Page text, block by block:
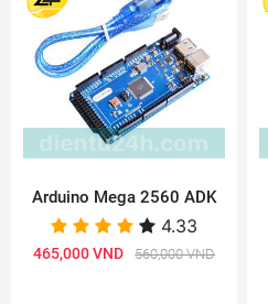
Arduino Mega 2560 ADK
4.33
465,000 VND 560,000 VND